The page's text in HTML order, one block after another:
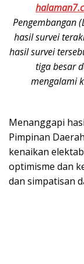
Pengembangan
hasil survei
hasil survei
tiga besar
mengalami
Menanggapi
Pimpinan
kenaikan
optimisme dan
dan simpatisan